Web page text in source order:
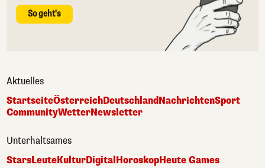
So geht's
Aktuelles
StartseiteÖsterreichDeutschlandNachrichtenSport
CommunityWetterNewsletter
Unterhaltsames
StarsLeuteKulturDigital HoroskopHeute Games